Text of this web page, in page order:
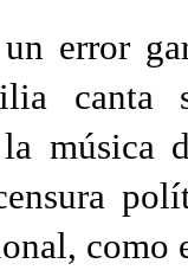
error
música
como